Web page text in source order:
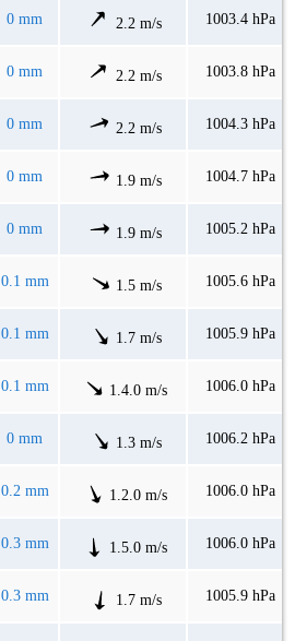
0 mm 2.2 m/s 1003.4 hPa
0 mm 2.2 m/s 1003.8 hPa
0 mm 2.2 m/s 1004.3 hPa
0 mm 1.9 m/s 1004.7 hPa
0 mm 1.9 m/s 1005.2 hPa
0.1 mm 1.5 m/s 1005.6 hPa
0.1 mm 1.7 m/s 1005.9 hPa
0.1 mm 1.4.0 m/s 1006.0 hPa
0 mm 1.3 m/s 1006.2 hPa
0.2 mm 1.2.0 m/s 1006.0 hPa
0.3 mm 1.5.0 m/s 1006.0 hPa
0.3 mm 1.7 m/s 1005.9 hPa